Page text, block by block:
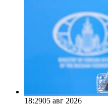
18:2905 авг 2026